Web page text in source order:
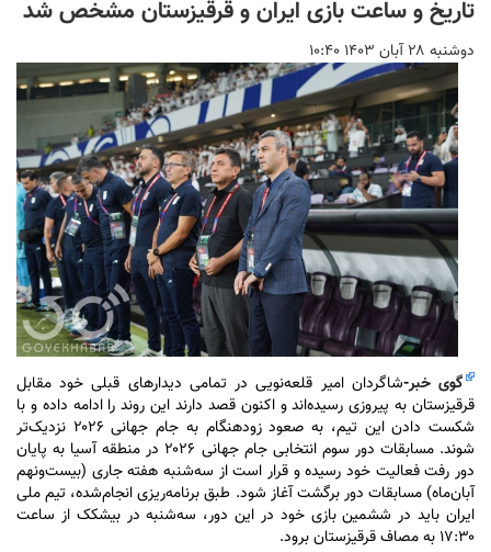
تاریخ و ساعت بازی ایران و قرقیزستان مشخص شد
دوشنبه ۲۸ آبان ۱۴۰۳ ۱۰:۴۰
گوی خبر-شاگردان امیر قلعه‌نویی در تمامی دیدار‌های قبلی خود مقابل
قرقیزستان به پیروزی رسیده‌اند و اکنون قصد دارند این روند را ادامه داده و با
شکست دادن این تیم، به صعود زودهنگام به جام جهانی ۲۰۲۶ نزدیک‌تر
شوند. مسابقات دور سوم انتخابی جام جهانی ۲۰۲۶ در منطقه آسیا به پایان
دور رفت فعالیت خود رسیده و قرار است از سه‌شنبه هفته جاری (بیست‌ونهم
آبان‌ماه) مسابقات دور برگشت آغاز شود. طبق برنامه‌ریزی انجام‌شده، تیم ملی
ایران باید در ششمین بازی خود در این دور، سه‌شنبه در بیشکک از ساعت
۱۷:۳۰ به مصاف قرقیزستان برود.